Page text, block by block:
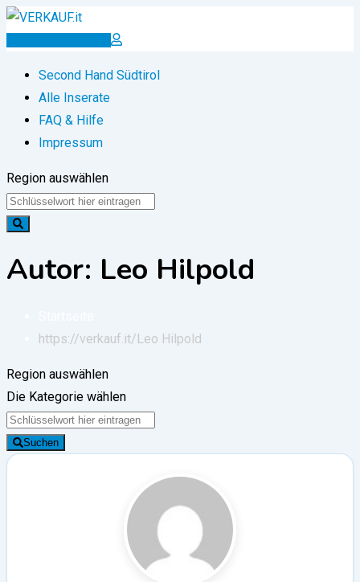
Zum
Inserat erstellen
Second Hand Südtirol
Alle Inserate
FAQ & Hilfe
Impressum
Region auswählen
Autor: Leo Hilpold
https://verkauf.it/ Leo Hilpold
Region auswählen
Die Kategorie wählen
Suchen